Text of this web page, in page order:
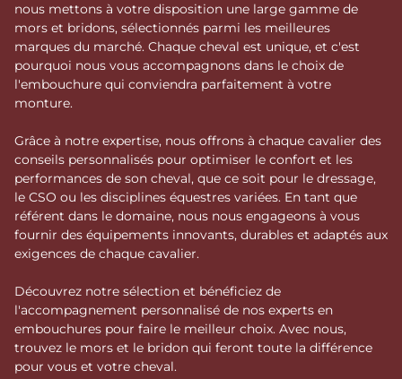
nous mettons à votre disposition une large gamme de
mors et bridons, sélectionnés parmi les meilleures
marques du marché. Chaque cheval est unique, et c'est
pourquoi nous vous accompagnons dans le choix de
l'embouchure qui conviendra parfaitement à votre
monture.
Grâce à notre expertise, nous offrons à chaque cavalier des
conseils personnalisés pour optimiser le confort et les
performances de son cheval, que ce soit pour le dressage,
le CSO ou les disciplines équestres variées. En tant que
référent dans le domaine, nous nous engageons à vous
fournir des équipements innovants, durables et adaptés aux
exigences de chaque cavalier.
Découvrez notre sélection et bénéficiez de
l'accompagnement personnalisé de nos experts en
embouchures pour faire le meilleur choix. Avec nous,
trouvez le mors et le bridon qui feront toute la différence
pour vous et votre cheval.